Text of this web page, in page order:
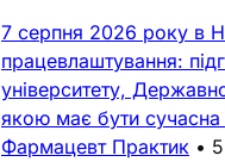
7 серпня 2026 року в
працевлаштування:
університету,
якою має бути сучасна
Фармацевт Практик •